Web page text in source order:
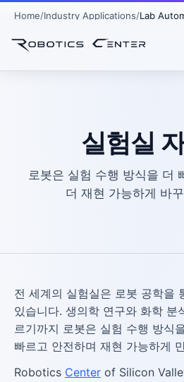
Home Industry Applications Lab
실험실
로봇은 실험 수행 방식을 더
더 재현 가능하게 바
전 세계의 실험실은 로봇 공학을
있습니다. 생의학 연구와 화학 분
르기까지 로봇은 실험 수행 방식
빠르고 안전하며 재현 가능하게
Robotics Center of Silicon